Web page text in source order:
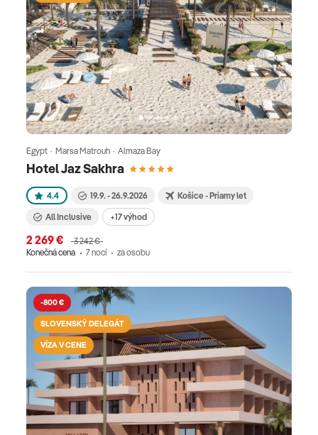
Hotel Jaz Sakhra
Egypt · Marsa Matrouh · Almaza Bay
4.4 19.9. - 26.9.2026 Košice - Priamy let
All Inclusive +17 výhod
2 269 €
3 242 €
Konečná cena
7 nocí za osobu
-800 €
SLOVENSKÝ DELEGÁT
VÍZA V CENE